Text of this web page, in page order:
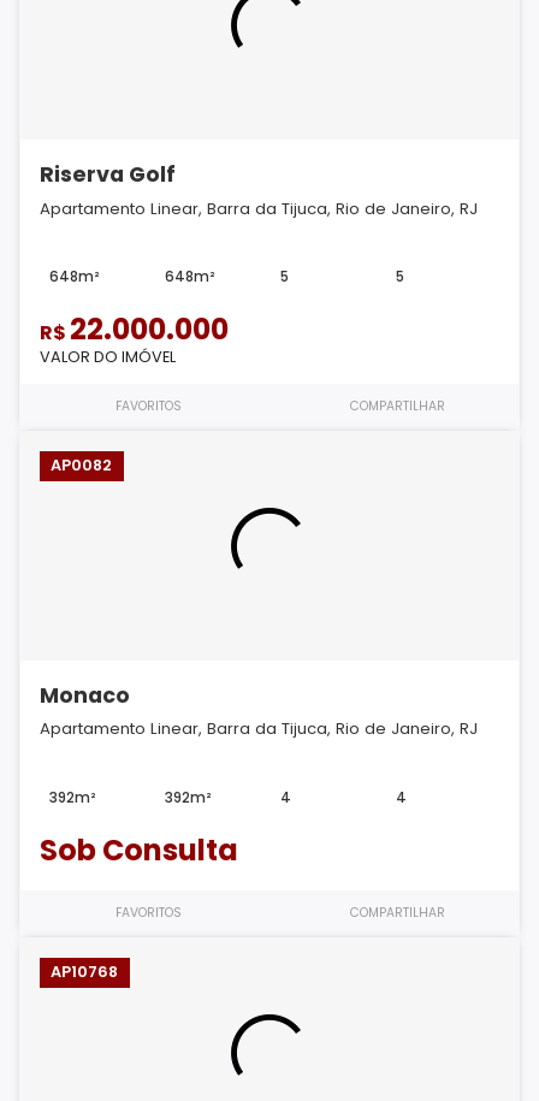
Riserva Golf
Apartamento Linear, Barra da Tijuca, Rio de Janeiro, RJ
648m² 648m² 5 5
R$ 22.000.000
VALOR DO IMÓVEL
FAVORITOS COMPARTILHAR
AP0082
Monaco
Apartamento Linear, Barra da Tijuca, Rio de Janeiro, RJ
392m² 392m² 4 4
Sob Consulta
FAVORITOS COMPARTILHAR
AP10768